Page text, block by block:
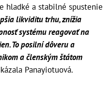
hladké a stabilné spustenie
likviditu trhu, znížia
systému reagovať na
To posilní dôveru a
a členským štátom
Panayiotuová.